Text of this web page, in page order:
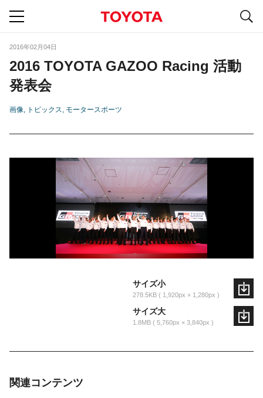
2016年02月04日
2016 TOYOTA GAZOO Racing 活動
発表会
画像 トピックス モータースポーツ
サイズ小
278.5KB 1,920px × 1,280px
サイズ大
1.8MB 5,760px × 3,840px
関連コンテンツ